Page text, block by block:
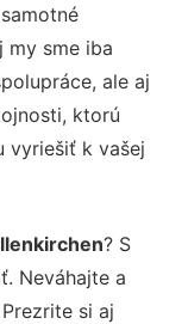
my sme iba
ale aj
ktorú
vyriešiť k vašej
? S
Neváhajte a
si aj